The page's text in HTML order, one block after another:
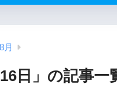
8月
16日」の記事一